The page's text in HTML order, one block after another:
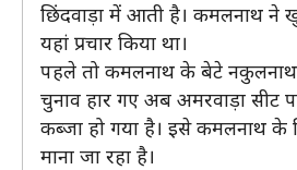
छिंदवाड़ा में आती है। कमलनाथ ने
यहां प्रचार किया था।
पहले तो कमलनाथ के बेटे
चुनाव हार गए अब अमरवाड़ा सीट
कब्जा हो गया है। इसे कमलनाथ के
माना जा रहा है।